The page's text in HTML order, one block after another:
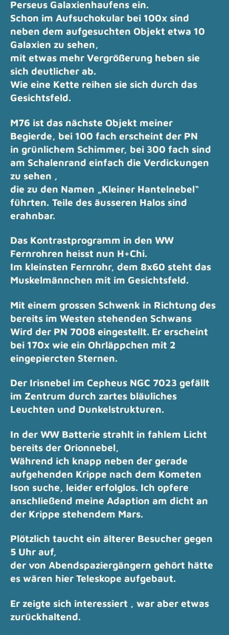
Perseus Galaxienhaufens ein.
Schon im Aufsuchokular bei 100x sind
neben dem aufgesuchten Objekt etwa 10
Galaxien zu sehen,
mit etwas mehr Vergrößerung heben sie
sich deutlicher ab.
Wie eine Kette reihen sie sich durch das
Gesichtsfeld.
M76 ist das nächste Objekt meiner
Begierde, bei 100 fach erscheint der PN
in grünlichem Schimmer, bei 300 fach sind
am Schalenrand einfach die Verdickungen
zu sehen ,
die zu den Namen „Kleiner Hantelnebel“
führten. Teile des äusseren Halos sind
erahnbar.
Das Kontrastprogramm in den WW
Fernrohren heisst nun H+Chi.
Im kleinsten Fernrohr, dem 8x60 steht das
Muskelmännchen mit im Gesichtsfeld.
Mit einem grossen Schwenk in Richtung des
bereits im Westen stehenden Schwans
Wird der PN 7008 eingestellt. Er erscheint
bei 170x wie ein Ohrläppchen mit 2
eingepiercten Sternen.
Der Irisnebel im Cepheus NGC 7023 gefällt
im Zentrum durch zartes bläuliches
Leuchten und Dunkelstrukturen.
In der WW Batterie strahlt in fahlem Licht
bereits der Orionnebel,
Während ich knapp neben der gerade
aufgehenden Krippe nach dem Kometen
Ison suche, leider erfolglos. Ich opfere
anschließend meine Adaption am dicht an
der Krippe stehendem Mars.
Plötzlich taucht ein älterer Besucher gegen
5 Uhr auf,
der von Abendspaziergängern gehört hätte
es wären hier Teleskope aufgebaut.
Er zeigte sich interessiert , war aber etwas
zurückhaltend.